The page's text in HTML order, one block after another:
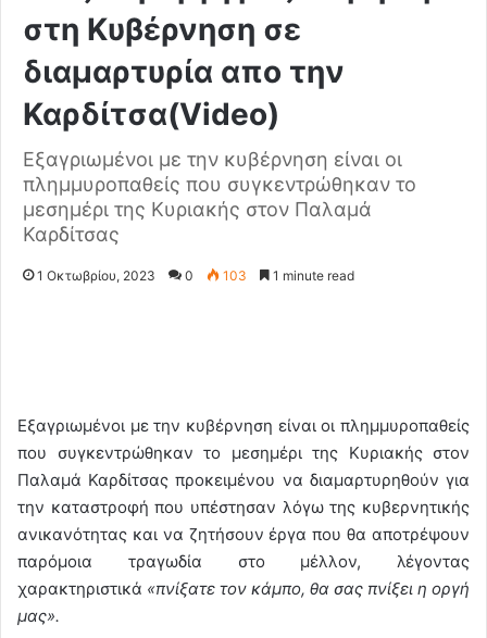
στη Κυβέρνηση σε
διαμαρτυρία απο την
Καρδίτσα(Video)
Εξαγριωμένοι με την κυβέρνηση είναι οι
πλημμυροπαθείς που συγκεντρώθηκαν το
μεσημέρι της Κυριακής στον Παλαμά
Καρδίτσας
1 Οκτωβρίου, 2023 0 103 1 minute read
Εξαγριωμένοι με την κυβέρνηση είναι οι πλημμυροπαθείς
που συγκεντρώθηκαν το μεσημέρι της Κυριακής στον
Παλαμά Καρδίτσας προκειμένου να διαμαρτυρηθούν για
την καταστροφή που υπέστησαν λόγω της κυβερνητικής
ανικανότητας και να ζητήσουν έργα που θα αποτρέψουν
παρόμοια τραγωδία στο μέλλον, λέγοντας
χαρακτηριστικά «πνίξατε τον κάμπο, θα σας πνίξει η οργή
μας».